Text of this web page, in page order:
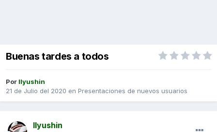
Buenas tardes a todos
Por Ilyushin
21 de Julio del 2020 en Presentaciones de nuevos usuarios
Ilyushin